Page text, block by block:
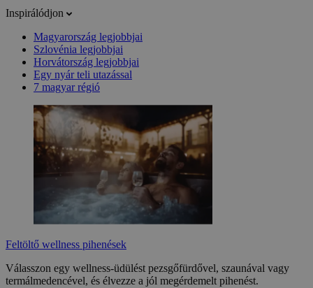
Inspirálódjon
Magyarország legjobbjai
Szlovénia legjobbjai
Horvátország legjobbjai
Egy nyár teli utazással
7 magyar régió
Feltöltő wellness pihenések
Válasszon egy wellness-üdülést pezsgőfürdővel, szaunával vagy
termálmedencével, és élvezze a jól megérdemelt pihenést.